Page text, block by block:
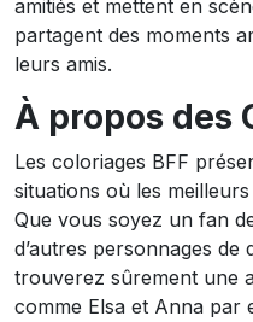
amitiés et mettent en
partagent des moments
leurs amis.
À propos des
Les coloriages BFF
situations où les
Que vous soyez un fan
d’autres personnages de
trouverez sûrement une
comme Elsa et Anna par